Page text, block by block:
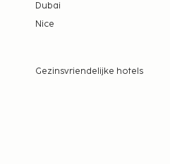
Dubai
Nice
Gezinsvriendelijke hotels